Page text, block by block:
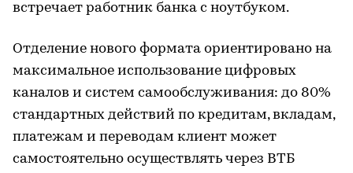
встречает работник банка с ноутбуком.
Отделение нового формата ориентировано на
максимальное использование цифровых
каналов и систем самообслуживания: до 80%
стандартных действий по кредитам, вкладам,
платежам и переводам клиент может
самостоятельно осуществлять через ВТБ